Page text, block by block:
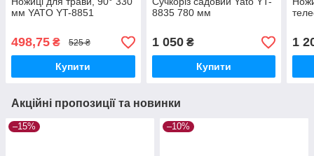
мм YATO YT-8851
498,75 ₴ 525 ₴
Купити
8835 780 мм
1 050₴
Купити
1
Акційні пропозиції та новинки
–15% –10%